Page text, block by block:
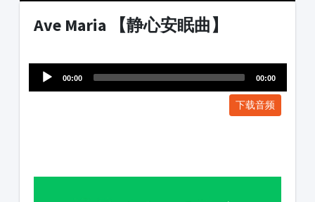
Ave Maria 【静心安眠曲】
Player
00:00 00:00
下载音频